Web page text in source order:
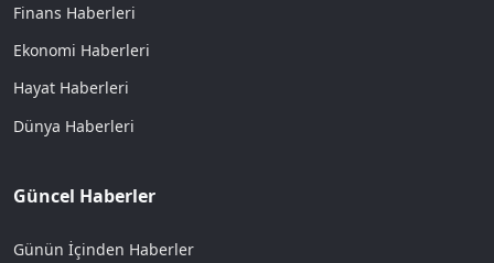
Finans Haberleri
Ekonomi Haberleri
Hayat Haberleri
Dünya Haberleri
Güncel Haberler
Günün İçinden Haberler